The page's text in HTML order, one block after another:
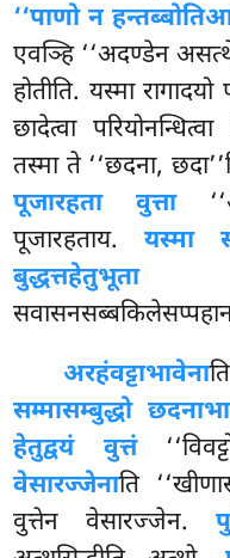
‘‘पाणो न
एवञ्हि ‘‘अदण्डेन
होतीति. यस्मा
छादेत्वा
तस्मा ते ‘‘छदना,
पूजारहता वुत्ता
पूजारहताय. यस्मा
बुद्धत्तहेतुभूता
अरहंवट्टाभावेना
सम्मासम्बुद्धो
हेतुद्वयं वुत्तं
वेसारज्जेनाति
वुत्तेन वेसारज्जेन.